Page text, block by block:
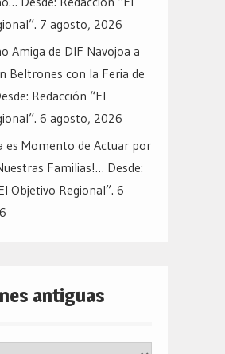
7 agosto, 2026
Amiga de DIF Navojoa a
Beltrones con la Feria de
Redacción “El
6 agosto, 2026
es Momento de Actuar por
Familias!… Desde:
Objetivo Regional”. 6
antiguas